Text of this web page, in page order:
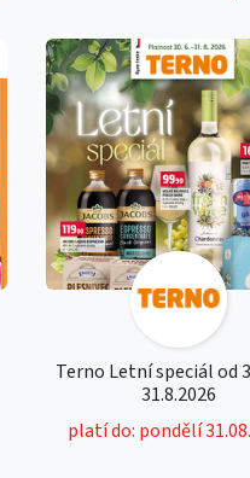
Terno Letní speciál od
31.8.2026
platí do: pondělí